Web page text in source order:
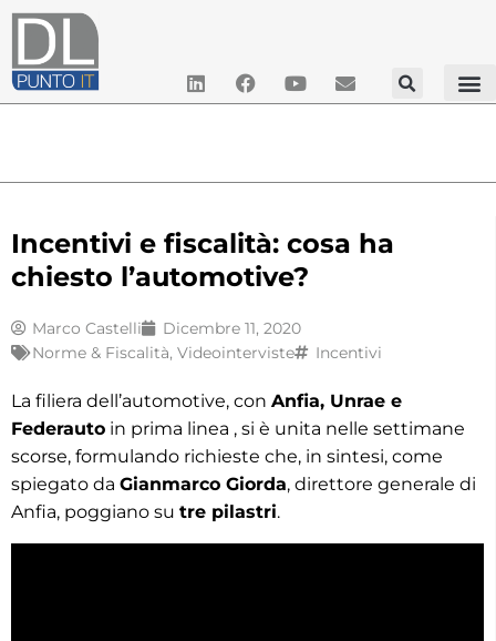
Incentivi e fiscalità: cosa ha
chiesto l’automotive?
Marco Castelli
Dicembre 11, 2020
Norme & Fiscalità, Videointerviste Incentivi
La filiera dell’automotive, con Anfia, Unrae e
Federauto in prima linea , si è unita nelle settimane
scorse, formulando richieste che, in sintesi, come
spiegato da Gianmarco Giorda, direttore generale di
Anfia, poggiano su tre pilastri.